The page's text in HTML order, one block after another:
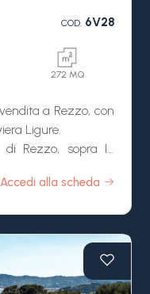
COD. 6V28
272 MQ
a Rezzo, con
Ligure.
Rezzo, sopra la
panoramica sulla
autenticità e
in 30 minuti,
casa in Liguria.
Accedi alla scheda